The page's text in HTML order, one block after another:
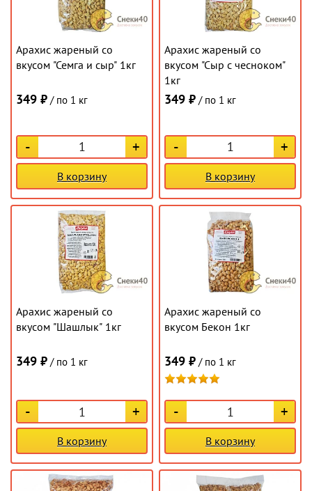
Арахис жареный со
вкусом "Семга и сыр" 1кг
349 ₽ / по 1 кг
- +
В корзину
Арахис жареный со
вкусом "Сыр с чесноком"
1кг
349 ₽ / по 1 кг
- +
В корзину
Арахис жареный со
вкусом "Шашлык" 1кг
349 ₽ / по 1 кг
- +
В корзину
Арахис жареный со
вкусом Бекон 1кг
349 ₽ / по 1 кг
- +
В корзину